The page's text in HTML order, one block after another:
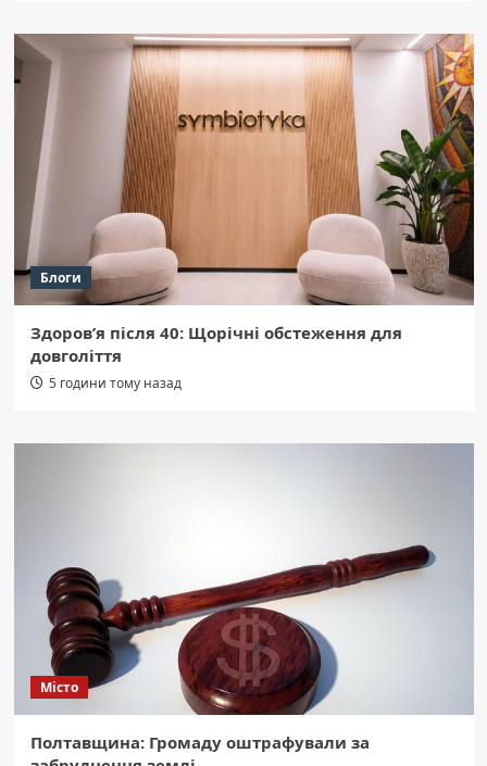
Блоги
Здоров’я після 40: Щорічні обстеження для
довголіття
5 години тому назад
Місто
Полтавщина: Громаду оштрафували за